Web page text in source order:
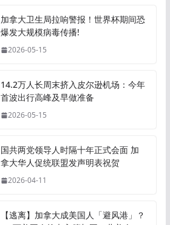
加拿大卫生局拉响警报！世界杯期间恐
爆发大规模病毒传播!
2026-05-15
14.2万人长周末挤入皮尔逊机场：今年
首波出行高峰及早做准备
2026-05-15
国共两党领导人时隔十年正式会面 加
拿大华人促统联盟发声明表祝贺
2026-04-11
【逃离】加拿大成美国人「避风港」？